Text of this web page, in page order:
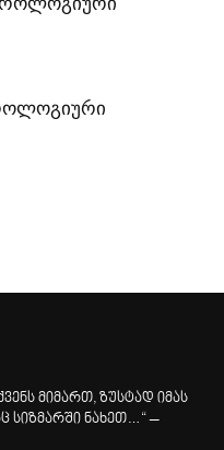
მიმართ, ზუსტად იმას
სიზმარში ნახეთ…“ –